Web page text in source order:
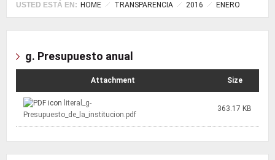
USTED ESTÁ EN: HOME TRANSPARENCIA 2016 ENERO
g. Presupuesto anual
Attachment Size
literal_g-
Presupuesto_de_la_institucion.pdf
363.17 KB